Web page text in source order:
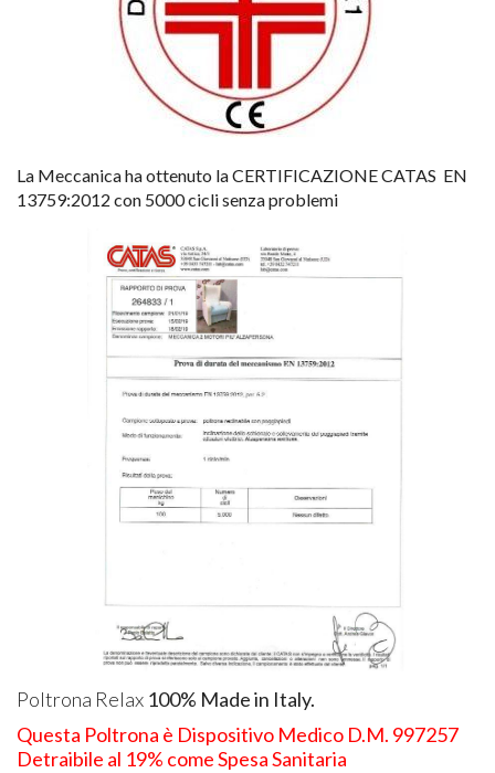
La Meccanica ha ottenuto la CERTIFICAZIONE CATAS EN
13759:2012 con 5000 cicli senza problemi
Poltrona Relax 100% Made in Italy.
Questa Poltrona è Dispositivo Medico D.M. 997257
Detraibile al 19% come Spesa Sanitaria